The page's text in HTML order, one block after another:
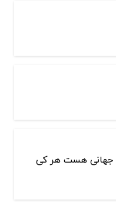
جهانی هست هر کی